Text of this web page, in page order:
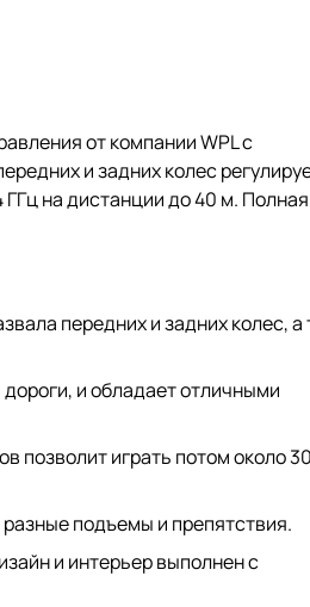
от компании WPL с
и задних колес
на дистанции до 40 м. Полная
передних и задних колес, а
и обладает отличными
позволит играть потом около
подъемы и препятствия.
и интерьер выполнен с